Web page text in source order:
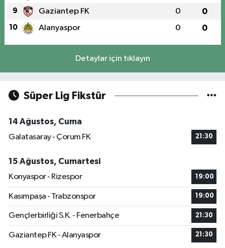
9 Gaziantep FK 0 0
10 Alanyaspor 0 0
Detaylar için tıklayın
Süper Lig Fikstür
14 Ağustos, Cuma
Galatasaray - Çorum FK
21:30
15 Ağustos, Cumartesi
Konyaspor - Rizespor
19:00
Kasımpaşa - Trabzonspor 19:00
Gençlerbirliği S.K. - Fenerbahçe 21:30
Gaziantep FK - Alanyaspor 21:30